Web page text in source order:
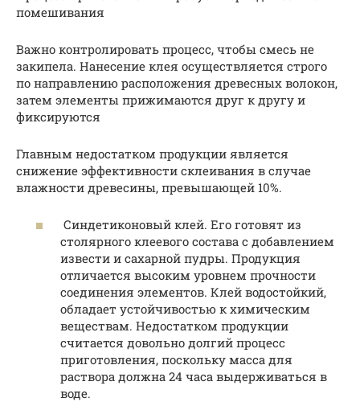
помешивания
Важно контролировать процесс, чтобы смесь не
закипела. Нанесение клея осуществляется строго
по направлению расположения древесных волокон,
затем элементы прижимаются друг к другу и
фиксируются
Главным недостатком продукции является
снижение эффективности склеивания в случае
влажности древесины, превышающей 10%.
Синдетиконовый клей. Его готовят из
столярного клеевого состава с добавлением
извести и сахарной пудры. Продукция
отличается высоким уровнем прочности
соединения элементов. Клей водостойкий,
обладает устойчивостью к химическим
веществам. Недостатком продукции
считается довольно долгий процесс
приготовления, поскольку масса для
раствора должна 24 часа выдерживаться в
воде.